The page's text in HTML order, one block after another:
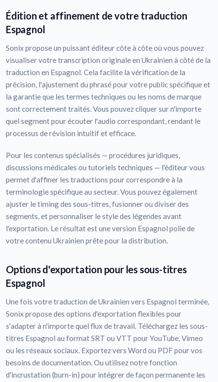
Édition et affinement de votre traduction
Espagnol
Sonix propose un puissant éditeur côte à côte où vous pouvez
visualiser votre transcription originale en Ukrainien à côté de la
traduction en Espagnol. Cela facilite la vérification de la
précision, l'ajustement du phrasé pour votre public spécifique et
la garantie que les termes techniques ou les noms de marque
sont correctement traités. Vous pouvez cliquer sur n'importe
quel segment pour écouter l'audio correspondant, rendant le
processus de révision intuitif et efficace.
Pour les contenus spécialisés — procédures juridiques,
discussions médicales ou tutoriels techniques — l'éditeur vous
permet d'affiner les traductions pour correspondre à la
terminologie spécifique au secteur. Vous pouvez également
ajuster le timing des sous-titres, fusionner ou diviser des
segments, et personnaliser le style des légendes avant
l'exportation. Le résultat est une version Espagnol polie de
votre contenu Ukrainien prête pour la distribution.
Options d'exportation pour les sous-titres
Espagnol
Une fois votre traduction de Ukrainien vers Espagnol terminée,
Sonix propose des options d'exportation flexibles pour
s'adapter à n'importe quel flux de travail. Téléchargez les sous-
titres Espagnol au format SRT ou VTT pour YouTube, Vimeo
ou les réseaux sociaux. Exportez vers Word ou PDF pour vos
besoins de documentation. Ou utilisez notre fonction
d'incrustation (burn-in) pour intégrer de façon permanente les